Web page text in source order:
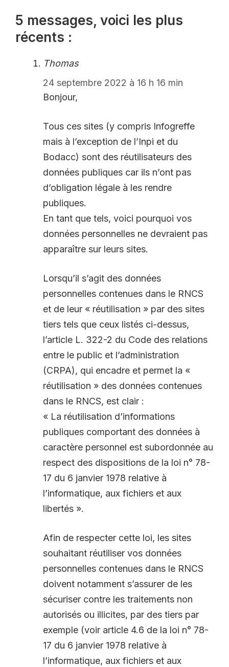
5 messages, voici les plus
récents :
Thomas
24 septembre 2022 à 16 h 16 min
Bonjour,
Tous ces sites (y compris Infogreffe
mais à l’exception de l’Inpi et du
Bodacc) sont des réutilisateurs des
données publiques car ils n’ont pas
d’obligation légale à les rendre
publiques.
En tant que tels, voici pourquoi vos
données personnelles ne devraient pas
apparaître sur leurs sites.
Lorsqu’il s’agit des données
personnelles contenues dans le RNCS
et de leur « réutilisation » par des sites
tiers tels que ceux listés ci-dessus,
l’article L. 322-2 du Code des relations
entre le public et l’administration
(CRPA), qui encadre et permet la «
réutilisation » des données contenues
dans le RNCS, est clair :
« La réutilisation d’informations
publiques comportant des données à
caractère personnel est subordonnée au
respect des dispositions de la loi n° 78-
17 du 6 janvier 1978 relative à
l’informatique, aux fichiers et aux
libertés ».
Afin de respecter cette loi, les sites
souhaitant réutiliser vos données
personnelles contenues dans le RNCS
doivent notamment s’assurer de les
sécuriser contre les traitements non
autorisés ou illicites, par des tiers par
exemple (voir article 4.6 de la loi n° 78-
17 du 6 janvier 1978 relative à
l’informatique, aux fichiers et aux